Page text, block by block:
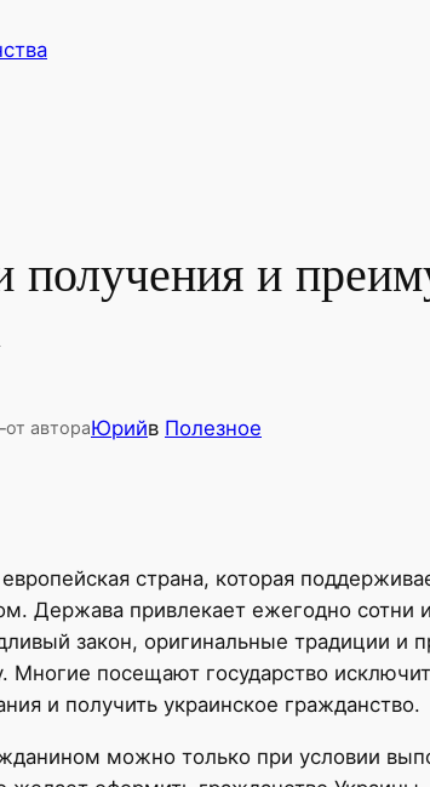
получения и
от автораЮрийв Полезное
страна, которая
Держава привлекает ежегодно сотни
закон, оригинальные традиции
Многие посещают государство
и получить украинское гражданство.
можно только при условии